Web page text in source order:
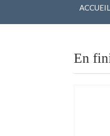
AU
ACCUEIL
En